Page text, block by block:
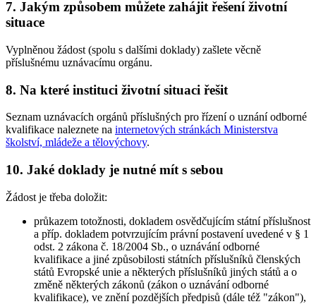
7. Jakým způsobem můžete zahájit řešení životní
situace
Vyplněnou žádost (spolu s dalšími doklady) zašlete věcně
příslušnému uznávacímu orgánu.
8. Na které instituci životní situaci řešit
Seznam uznávacích orgánů příslušných pro řízení o uznání odborné
kvalifikace naleznete na internetových stránkách Ministerstva
školství, mládeže a tělovýchovy.
10. Jaké doklady je nutné mít s sebou
Žádost je třeba doložit:
průkazem totožnosti, dokladem osvědčujícím státní příslušnost
a příp. dokladem potvrzujícím právní postavení uvedené v § 1
odst. 2 zákona č. 18/2004 Sb., o uznávání odborné
kvalifikace a jiné způsobilosti státních příslušníků členských
států Evropské unie a některých příslušníků jiných států a o
změně některých zákonů (zákon o uznávání odborné
kvalifikace), ve znění pozdějších předpisů (dále též "zákon"),